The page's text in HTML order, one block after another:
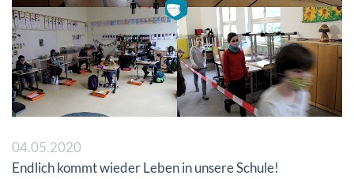
04.05.2020
Endlich kommt wieder Leben in unsere Schule!